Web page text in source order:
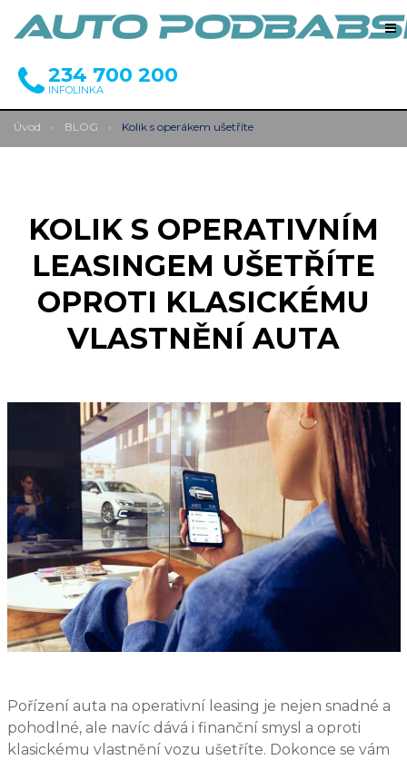
234 700 200
INFOLINKA
Úvod › BLOG › Kolik s operákem ušetříte
KOLIK S OPERATIVNÍM
LEASINGEM UŠETŘÍTE
OPROTI KLASICKÉMU
VLASTNĚNÍ AUTA
Pořízení auta na operativní leasing je nejen snadné a
pohodlné, ale navíc dává i finanční smysl a oproti
klasickému vlastnění vozu ušetříte. Dokonce se vám